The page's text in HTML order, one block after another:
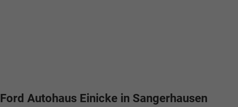
Ford Autohaus Einicke in Sangerhausen